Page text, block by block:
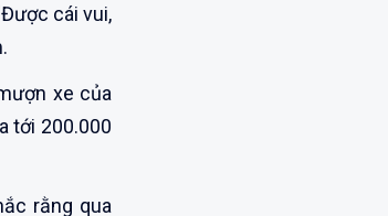
cái vui,
xe của
tới 200.000
rằng qua